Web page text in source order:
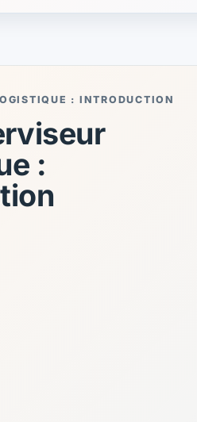
: INTRODUCTION
: